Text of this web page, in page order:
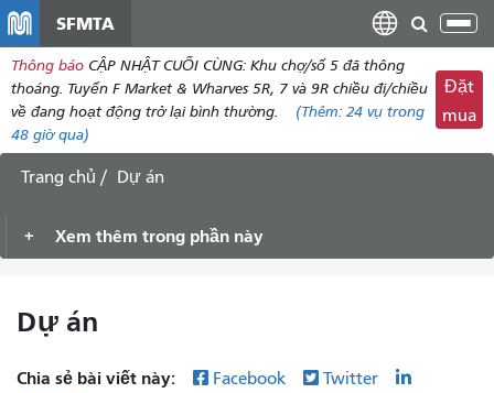
dung
SFMTA
Thông báo CẬP NHẬT CUỐI CÙNG: Khu chợ/số 5 đã thông
thoáng. Tuyến F Market & Wharves 5R, 7 và 9R chiều đi/chiều
về đang hoạt động trở lại bình thường.
(Thêm: 24 vụ trong
48 giờ qua)
Đặt
mua
Trang chủ Dự án
Xem thêm trong phần này
Dự án
Chia sẻ bài viết này: Facebook
Twitter